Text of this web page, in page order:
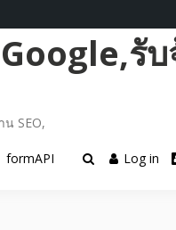
รั
SEO,
formAPI Log in